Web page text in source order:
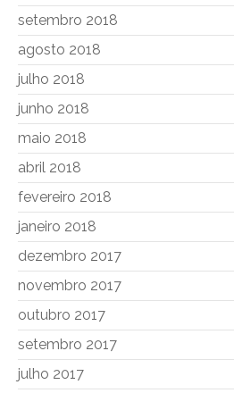
setembro 2018
agosto 2018
julho 2018
junho 2018
maio 2018
abril 2018
fevereiro 2018
janeiro 2018
dezembro 2017
novembro 2017
outubro 2017
setembro 2017
julho 2017